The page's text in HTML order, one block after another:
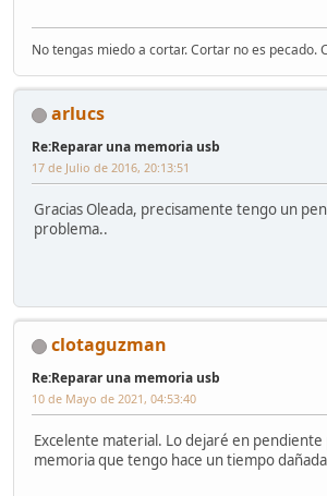
No tengas miedo a cortar. Cortar no es pecado.
arlucs
Re:Reparar una memoria usb
17 de Julio de 2016, 20:13:51
Gracias Oleada, precisamente tengo un
problema..
clotaguzman
Re:Reparar una memoria usb
10 de Mayo de 2021, 04:53:40
Excelente material. Lo dejaré en pendiente
memoria que tengo hace un tiempo